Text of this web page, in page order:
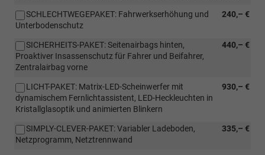
240,– €
SCHLECHTWEGEPAKET: Fahrwerkserhöhung und
Unterbodenschutz
440,– €
SICHERHEITS-PAKET: Seitenairbags hinten,
Proaktiver Insassenschutz für Fahrer und Beifahrer,
Zentralairbag vorne
930,– €
LICHT-PAKET: Matrix-LED-Scheinwerfer mit
dynamischem Fernlichtassistent, LED-Heckleuchten in
Kristallglasoptik und animierten Blinkern
335,– €
SIMPLY-CLEVER-PAKET: Variabler Ladeboden,
Netzprogramm, Netztrennwand